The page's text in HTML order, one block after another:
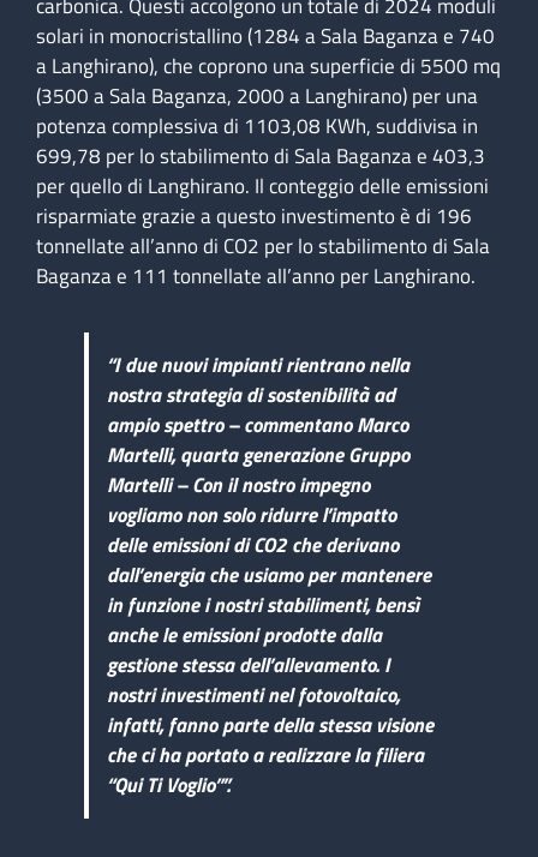
carbonica. Questi accolgono un totale di 2024 moduli
solari in monocristallino (1284 a Sala Baganza e 740
a Langhirano), che coprono una superficie di 5500 mq
(3500 a Sala Baganza, 2000 a Langhirano) per una
potenza complessiva di 1103,08 KWh, suddivisa in
699,78 per lo stabilimento di Sala Baganza e 403,3
per quello di Langhirano. Il conteggio delle emissioni
risparmiate grazie a questo investimento è di 196
tonnellate all’anno di CO2 per lo stabilimento di Sala
Baganza e 111 tonnellate all’anno per Langhirano.
“I due nuovi impianti rientrano nella
nostra strategia di sostenibilità ad
ampio spettro– commentano Marco
Martelli, quarta generazione Gruppo
Martelli –Con il nostro impegno
vogliamo non solo ridurre l’impatto
delle emissioni di CO2 che derivano
dall’energia che usiamo per mantenere
in funzione i nostri stabilimenti, bensì
anche le emissioni prodotte dalla
gestione stessa dell’allevamento. I
nostri investimenti nel fotovoltaico,
infatti, fanno parte della stessa visione
che ci ha portato a realizzare la filiera
“Qui Ti Voglio””.